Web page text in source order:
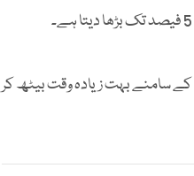
کے سامنے بہت زیادہ وقت بیٹھ کر